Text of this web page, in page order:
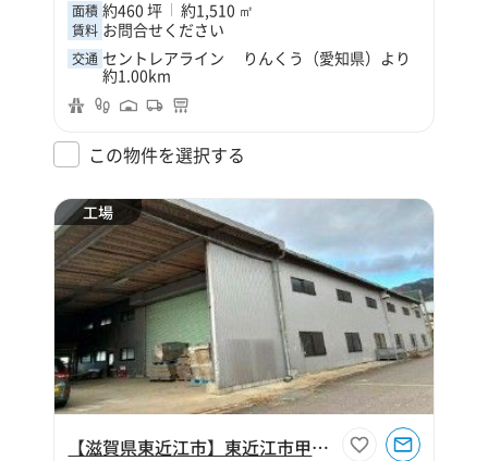
面積 約460 坪 約1,510 ㎡
賃料 お問合せください
交通 セントレアライン りんくう（愛知県）より
約1.00km
この物件を選択する
工場
【滋賀県東近江市】東近江市甲津畑町361坪工場